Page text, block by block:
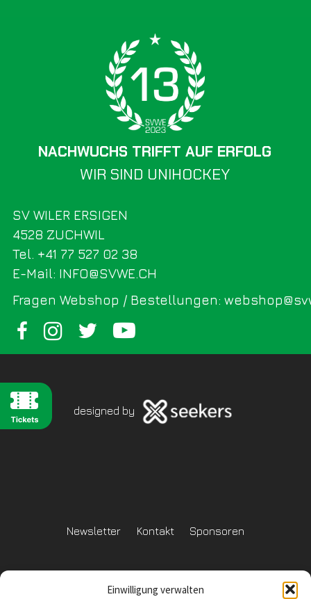
Einwilligung verwalten
SV WILER ERSIGEN
Fragen Webshop / Bestellungen:
4528 ZUCHWIL
Tel. +41 77 527 02 38
E-Mail: INFO@SVWE.CH
WIR SIND UNIHOCKEY
NACHWUCHS TRIFFT AUF ERFOLG
designed by
Newsletter Kontakt Sponsoren